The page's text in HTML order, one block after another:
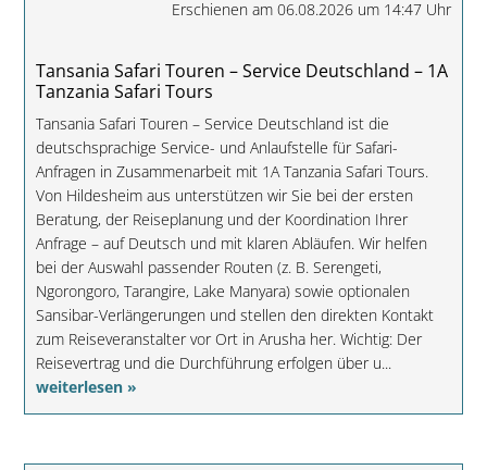
Erschienen am 06.08.2026 um 14:47 Uhr
Tansania Safari Touren – Service Deutschland – 1A
Tanzania Safari Tours
Tansania Safari Touren – Service Deutschland ist die
deutschsprachige Service- und Anlaufstelle für Safari-
Anfragen in Zusammenarbeit mit 1A Tanzania Safari Tours.
Von Hildesheim aus unterstützen wir Sie bei der ersten
Beratung, der Reiseplanung und der Koordination Ihrer
Anfrage – auf Deutsch und mit klaren Abläufen. Wir helfen
bei der Auswahl passender Routen (z. B. Serengeti,
Ngorongoro, Tarangire, Lake Manyara) sowie optionalen
Sansibar-Verlängerungen und stellen den direkten Kontakt
zum Reiseveranstalter vor Ort in Arusha her. Wichtig: Der
Reisevertrag und die Durchführung erfolgen über u...
weiterlesen »